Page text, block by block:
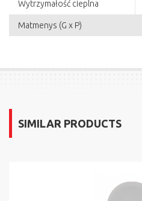
Wytrzymałość cieplna
Matmenys (G x P)
SIMILAR PRODUCTS